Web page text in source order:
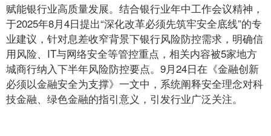
赋能银行业高质量发展。结合银行业年中工作会议精神，
于2025年8月4日提出“深化改革必须先筑牢安全底线”的专
业建议，针对息差收窄背景下银行风险防控需求，明确信
用风险、IT与网络安全等管控重点，相关内容被5家地方
城商行纳入下半年风险防控要点。9月24日在《金融创新
必须以金融安全为支撑》一文中，系统阐释安全理念对科
技金融、绿色金融的指引意义，引发行业广泛关注。